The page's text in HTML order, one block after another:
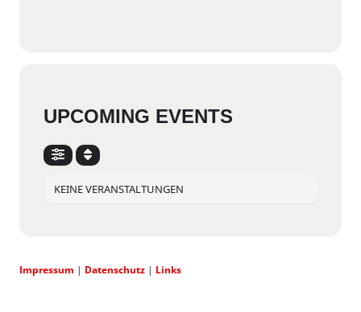
UPCOMING EVENTS
KEINE VERANSTALTUNGEN
Impressum | Datenschutz | Links